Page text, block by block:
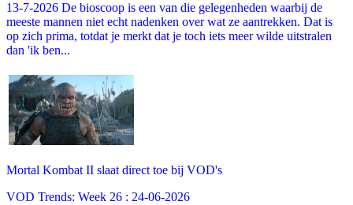
13-7-2026 De bioscoop is een van die gelegenheden waarbij de
meeste mannen niet echt nadenken over wat ze aantrekken. Dat is
op zich prima, totdat je merkt dat je toch iets meer wilde uitstralen
dan 'ik ben...
Mortal Kombat II slaat direct toe bij VOD's
VOD Trends: Week 26 : 24-06-2026